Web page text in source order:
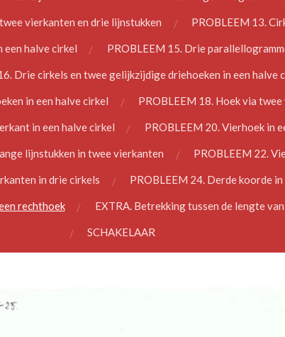
vierkanten en drie lijnstukken PROBLEEM 13.
een halve cirkel PROBLEEM 15. Drie
Drie cirkels en twee gelijkzijdige driehoeken in een halve
in een halve cirkel PROBLEEM 18. Hoek via
in een halve cirkel PROBLEEM 20. Vierhoek in
lijnstukken in twee vierkanten PROBLEEM 22.
in drie cirkels PROBLEEM 24. Derde koorde
rechthoek EXTRA. Betrekking tussen de lengte
SCHAKELAAR